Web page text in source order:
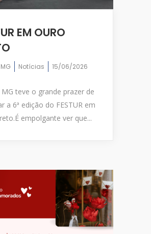
EM OURO
Notícias 15/06/2026
MG teve o grande prazer de
a 6ª edição do FESTUR em
empolgante ver que...